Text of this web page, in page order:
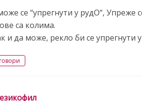
се “упрегнути у рудО“, Упреже
са колима.
и да може, рекло би се упрегнути